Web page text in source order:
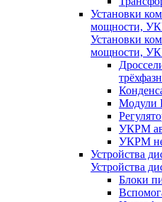
Установки
мощности,
Установки
мощности,
Модули
УКРМ
УКРМ
Устройства
Устройства
Блоки